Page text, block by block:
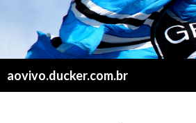
aovivo.ducker.com.br